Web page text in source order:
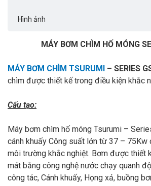
Hình ảnh
MÁY BƠM CHÌM HỐ MÓNG
MÁY BƠM CHÌM TSURUMI – SERIES
chìm được thiết kế trong điều kiện khắc
Cấu tạo:
Máy bơm chìm hố móng Tsurumi –
cánh khuấy Công suất lớn từ 37 – 75Kw
môi trường khắc nghiệt. Bơm được thiết
mát bằng công nghệ nước chạy quanh
công tác, Cánh khuấy, Họng xả, buồng